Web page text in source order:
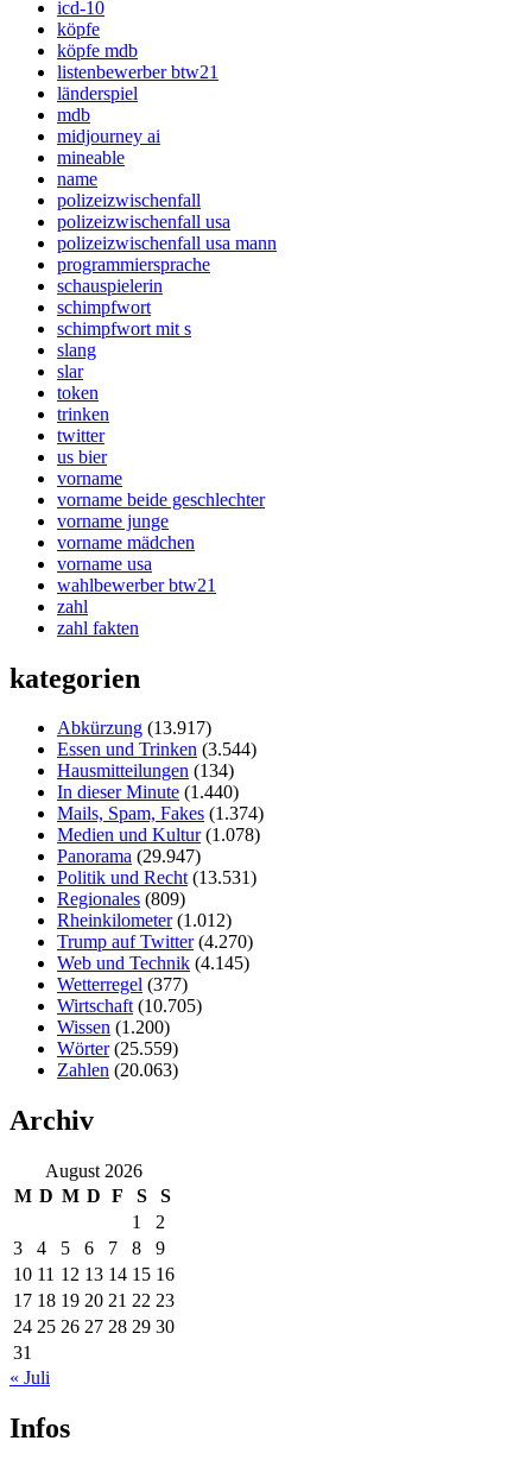
icd-10
köpfe
köpfe mdb
listenbewerber btw21
länderspiel
mdb
midjourney ai
mineable
name
polizeizwischenfall
polizeizwischenfall usa
polizeizwischenfall usa mann
programmiersprache
schauspielerin
schimpfwort
schimpfwort mit s
slang
slar
token
trinken
twitter
us bier
vorname
vorname beide geschlechter
vorname junge
vorname mädchen
vorname usa
wahlbewerber btw21
zahl
zahl fakten
kategorien
Abkürzung (13.917)
Essen und Trinken (3.544)
Hausmitteilungen (134)
In dieser Minute (1.440)
Mails, Spam, Fakes (1.374)
Medien und Kultur(1.078)
Panorama (29.947)
Politik und Recht(13.531)
Regionales (809)
Rheinkilometer(1.012)
Trump auf Twitter(4.270)
Web und Technik (4.145)
Wetterregel (377)
Wirtschaft(10.705)
Wissen (1.200)
Wörter(25.559)
Zahlen (20.063)
Archiv
August 2026
M D M D F S
S
1
2
3
4 5 6 7 8
9
10 11 12 13 14 15 16
17 18 19 20 21 22 23
24 25 26 27 28 29 30
31
« Juli
Infos